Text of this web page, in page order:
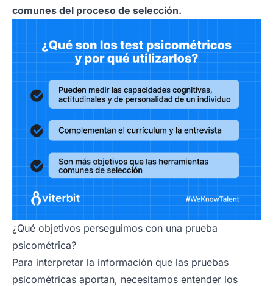
comunes del proceso de selección.
¿Qué objetivos perseguimos con una prueba
psicométrica?
Para interpretar la información que las pruebas
psicométricas aportan, necesitamos entender los